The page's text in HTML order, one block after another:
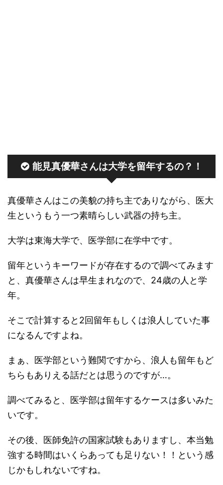
能見真優華さんは大学を留年するの？！
真優華さんはこの美貌の持ち主でありながら、医大
生というもう一つ素晴らしい武器の持ち主。
大学は東海大学で、医学部に在学中です。
留年というキーワードが存在するので調べてみます
と、真優華さんは早生まれなので、24歳の人と学
年。
そこで計算すると2回留年もしくは浪人していた事
になるんですよね。
まぁ、医学部という難関ですから、浪人も留年もど
ちらもありえる話だとは思うのですが…。
調べてみると、医学部は留年するケースは多いみた
いです。
その後、医師免許の国家試験もありますし、本当勉
強する時間はいくらあっても足りない！！という感
じかもしれないですね。